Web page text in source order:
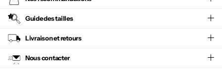
Guide des tailles
Livraison et retours
Nous contacter